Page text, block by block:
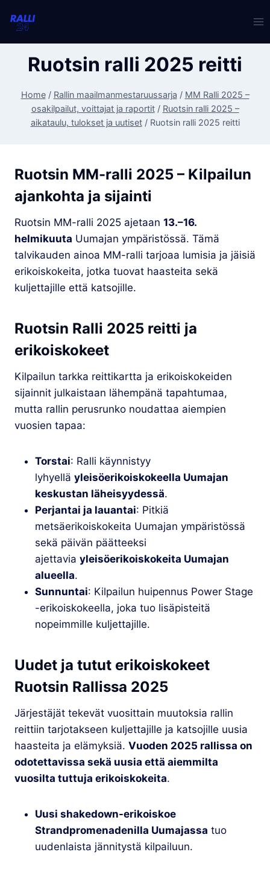
Ruotsin ralli 2025 reitti
Home / Rallin maailmanmestaruussarja / MM Ralli 2025 –
osakilpailut, voittajat ja raportit / Ruotsin ralli 2025 –
aikataulu, tulokset ja uutiset / Ruotsin ralli 2025 reitti
Ruotsin MM-ralli 2025 – Kilpailun
ajankohta ja sijainti
Ruotsin MM-ralli 2025 ajetaan 13.–16.
helmikuuta Uumajan ympäristössä. Tämä
talvikauden ainoa MM-ralli tarjoaa lumisia ja jäisiä
erikoiskokeita, jotka tuovat haasteita sekä
kuljettajille että katsojille.
Ruotsin Ralli 2025 reitti ja
erikoiskokeet
Kilpailun tarkka reittikartta ja erikoiskokeiden
sijainnit julkaistaan lähempänä tapahtumaa,
mutta rallin perusrunko noudattaa aiempien
vuosien tapaa:
Torstai: Ralli käynnistyy
lyhyellä yleisöerikoiskokeella Uumajan
keskustan läheisyydessä.
Perjantai ja lauantai: Pitkiä
metsäerikoiskokeita Uumajan ympäristössä
sekä päivän päätteeksi
ajettavia yleisöerikoiskokeita Uumajan
alueella.
Sunnuntai: Kilpailun huipennus Power Stage
-erikoiskokeella, joka tuo lisäpisteitä
nopeimmille kuljettajille.
Uudet ja tutut erikoiskokeet
Ruotsin Rallissa 2025
Järjestäjät tekevät vuosittain muutoksia rallin
reittiin tarjotakseen kuljettajille ja katsojille uusia
haasteita ja elämyksiä. Vuoden 2025 rallissa on
odotettavissa sekä uusia että aiemmilta
vuosilta tuttuja erikoiskokeita.
Uusi shakedown-erikoiskoe
Strandpromenadenilla Uumajassa tuo
uudenlaista jännitystä kilpailuun.